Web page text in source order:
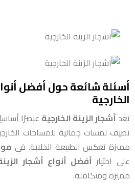
أسئلة شائعة حول أفضل
الخارجية
تعد أشجار الزينة الخارجية عنصرًا
تضيف لمسات جمالية للمساحات
مميزة تعكس الطبيعة الخلابة. في
على اختيار أفضل أنواع أشجار
مميزة ومتكاملة.